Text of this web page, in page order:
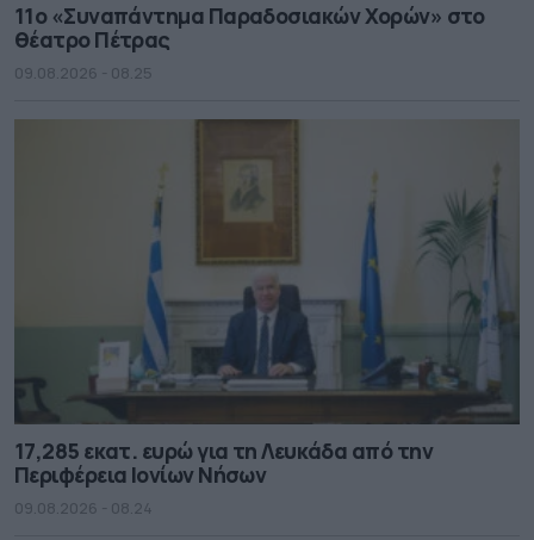
11ο «Συναπάντημα Παραδοσιακών Χορών» στο
θέατρο Πέτρας
09.08.2026 - 08.25
17,285 εκατ. ευρώ για τη Λευκάδα από την
Περιφέρεια Ιονίων Νήσων
09.08.2026 - 08.24